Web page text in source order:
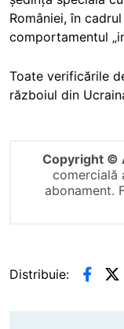
României, în
comportamentul
Toate verificările
războiul din
Copyright ©
comercială
abonament.
Distribuie: